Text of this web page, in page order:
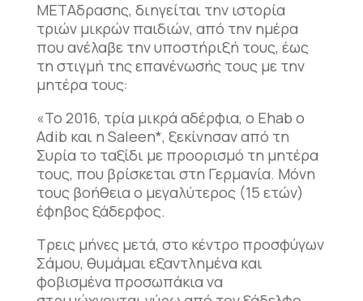
ΜΕΤΑδρασης, διηγείται την ιστορία
τριών μικρών παιδιών, από την ημέρα
που ανέλαβε την υποστήριξή τους, έως
τη στιγμή της επανένωσής τους με την
μητέρα τους:
«Το 2016, τρία μικρά αδέρφια, ο Ehab ο
Adib και η Saleen*, ξεκίνησαν από τη
Συρία το ταξίδι με προορισμό τη μητέρα
τους, που βρίσκεται στη Γερμανία. Μόνη
τους βοήθεια ο μεγαλύτερος (15 ετών)
έφηβος ξάδερφος.
Τρεις μήνες μετά, στο κέντρο προσφύγων
Σάμου, θυμάμαι εξαντλημένα και
φοβισμένα προσωπάκια να